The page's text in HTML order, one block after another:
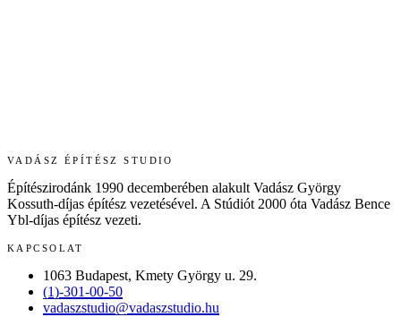
VADÁSZ ÉPÍTÉSZ STUDIO
Építészirodánk 1990 decemberében alakult Vadász György
Kossuth-díjas építész vezetésével. A Stúdiót 2000 óta Vadász Bence
Ybl-díjas építész vezeti.
KAPCSOLAT
1063 Budapest, Kmety György u. 29.
(1)-301-00-50
vadaszstudio@vadaszstudio.hu